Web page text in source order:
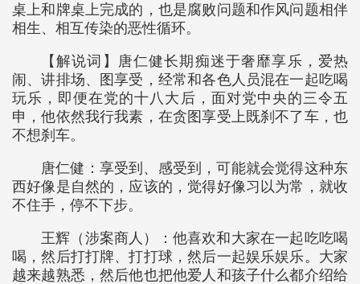
桌上和牌桌上完成的，也是腐败问题和作风问题相伴
相生、相互传染的恶性循环。
【解说词】唐仁健长期痴迷于奢靡享乐，爱热
闹、讲排场、图享受，经常和各色人员混在一起吃喝
玩乐，即便在党的十八大后，面对党中央的三令五
申，他依然我行我素，在贪图享受上既刹不了车，也
不想刹车。
唐仁健：享受到、感受到，可能就会觉得这种东
西好像是自然的，应该的，觉得好像习以为常，就收
不住手，停不下步。
王辉（涉案商人）：他喜欢和大家在一起吃吃喝
喝，然后打打牌、打打球，然后一起娱乐娱乐。大家
越来越熟悉，然后他也把他爱人和孩子什么都介绍给